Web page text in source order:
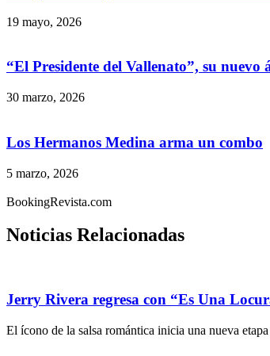
19 mayo, 2026
“El Presidente del Vallenato”, su
30 marzo, 2026
Los Hermanos Medina arma un combo
5 marzo, 2026
BookingRevista.com
Noticias Relacionadas
Jerry Rivera regresa con “Es Una
El ícono de la salsa romántica inicia una nueva